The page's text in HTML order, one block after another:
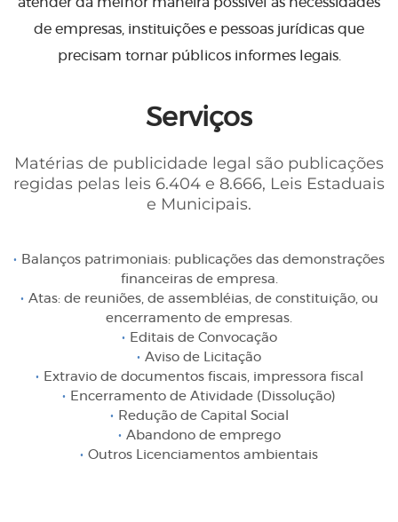
de empresas, instituições e pessoas jurídicas que
precisam tornar públicos informes legais.
Serviços
Matérias de publicidade legal são publicações
regidas pelas leis 6.404 e 8.666, Leis Estaduais
e Municipais.
Balanços patrimoniais: publicações das demonstrações
financeiras de empresa.
Atas: de reuniões, de assembléias, de constituição, ou
encerramento de empresas.
Editais de Convocação
Aviso de Licitação
Extravio de documentos fiscais, impressora fiscal
Encerramento de Atividade (Dissolução)
Redução de Capital Social
Abandono de emprego
Outros Licenciamentos ambientais